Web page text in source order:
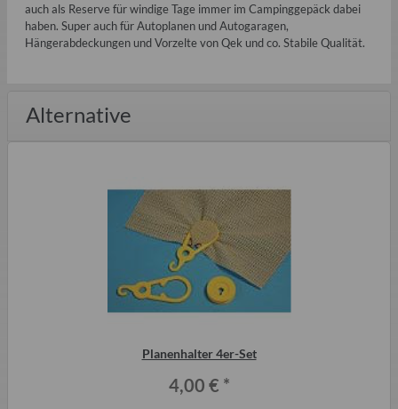
auch als Reserve für windige Tage immer im Campinggepäck dabei
haben. Super auch für Autoplanen und Autogaragen,
Hängerabdeckungen und Vorzelte von Qek und co. Stabile Qualität.
Alternative
Planenhalter 4er-Set
4,00 € *